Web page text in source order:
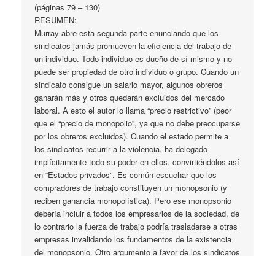
(páginas 79 – 130)
RESUMEN:
Murray abre esta segunda parte enunciando que los
sindicatos jamás promueven la eficiencia del trabajo de
un individuo. Todo individuo es dueño de sí mismo y no
puede ser propiedad de otro individuo o grupo. Cuando un
sindicato consigue un salario mayor, algunos obreros
ganarán más y otros quedarán excluidos del mercado
laboral. A esto el autor lo llama “precio restrictivo” (peor
que el “precio de monopolio”, ya que no debe preocuparse
por los obreros excluidos). Cuando el estado permite a
los sindicatos recurrir a la violencia, ha delegado
implícitamente todo su poder en ellos, convirtiéndolos así
en “Estados privados”. Es común escuchar que los
compradores de trabajo constituyen un monopsonio (y
reciben ganancia monopolística). Pero ese monopsonio
debería incluir a todos los empresarios de la sociedad, de
lo contrario la fuerza de trabajo podría trasladarse a otras
empresas invalidando los fundamentos de la existencia
del monopsonio. Otro argumento a favor de los sindicatos